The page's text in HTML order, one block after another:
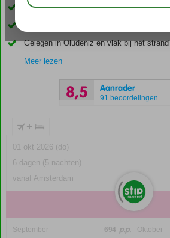
Leuk familiehotel
Gelegen in Oludeniz en vlak bij het strand
Meer lezen
8,5 Aanrader
91 beoordelingen
+
01 okt 2026 (do)
6 dagen (5 nachten)
vanaf Amsterdam
September 694 p.p. Oktober